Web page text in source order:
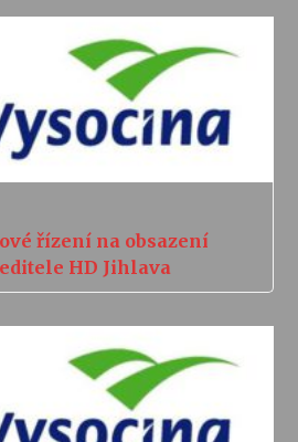
řízení na obsazení
HD Jihlava